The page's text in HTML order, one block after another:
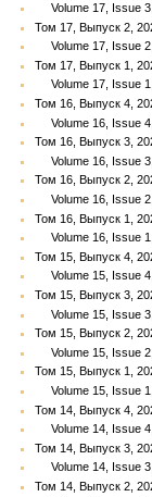
Volume 17, Issue
Том 17, Выпуск 2,
Volume 17, Issue
Том 17, Выпуск 1,
Volume 17, Issue
Том 16, Выпуск 4,
Volume 16, Issue
Том 16, Выпуск 3,
Volume 16, Issue
Том 16, Выпуск 2,
Volume 16, Issue
Том 16, Выпуск 1,
Volume 16, Issue
Том 15, Выпуск 4,
Volume 15, Issue 4,
Том 15, Выпуск 3,
Volume 15, Issue
Том 15, Выпуск 2,
Volume 15, Issue
Том 15, Выпуск 1,
Volume 15, Issue
Том 14, Выпуск 4,
Volume 14, Issue
Том 14, Выпуск 3,
Volume 14, Issue
Том 14, Выпуск 2,